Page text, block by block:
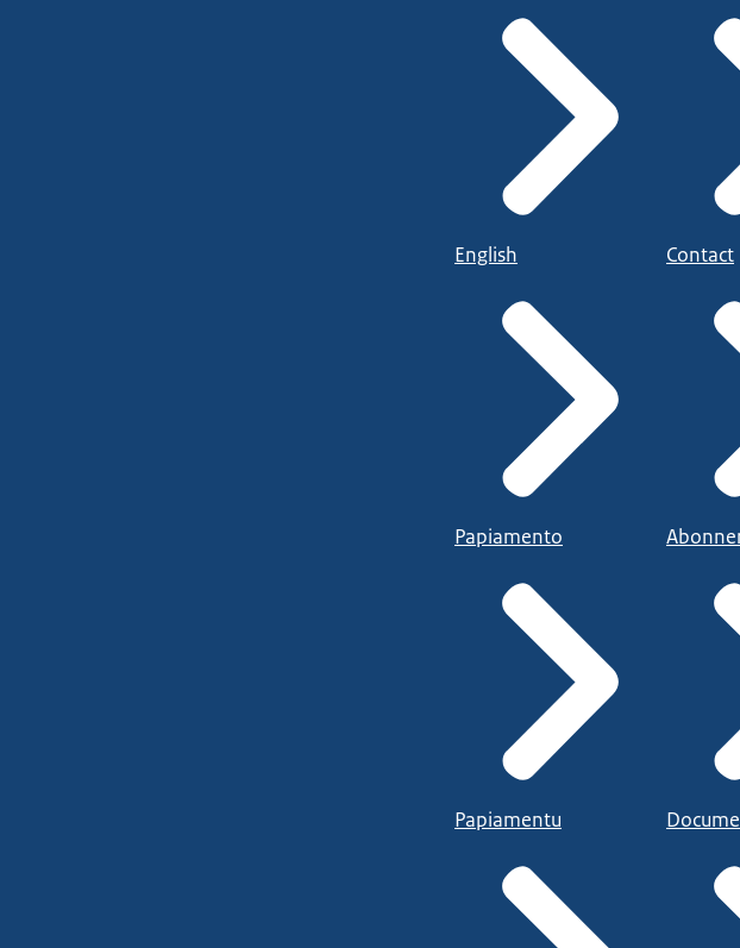
English
Papiamento
Papiamentu
Contact